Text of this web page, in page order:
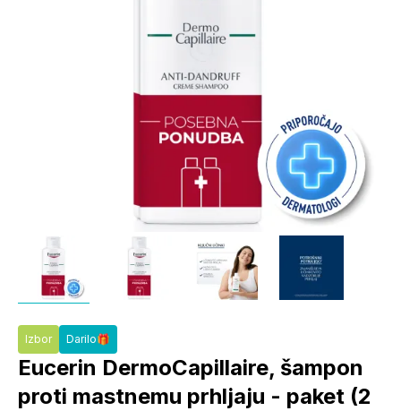
Izbor Darilo🎁
Eucerin DermoCapillaire, šampon
proti mastnemu prhljaju - paket (2